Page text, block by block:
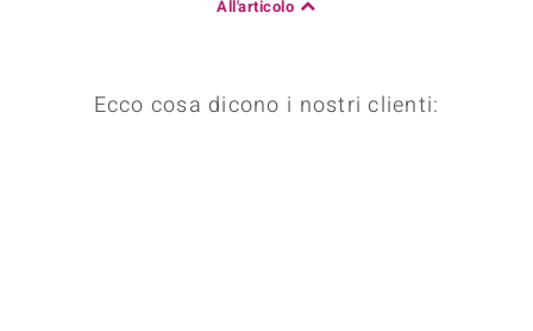
All'articolo
Ecco cosa dicono i nostri clienti: